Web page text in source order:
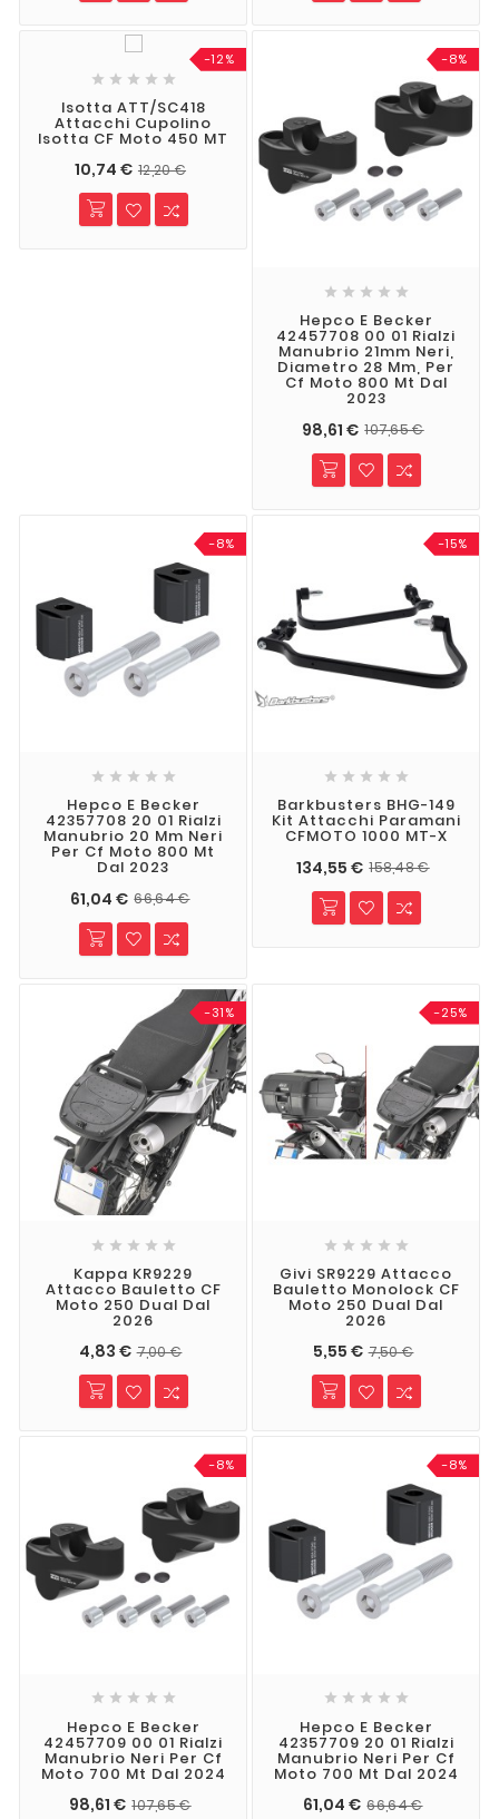
-12%
    
Isotta ATT/SC418
Attacchi Cupolino
Isotta CF Moto 450 MT
10,74 € 12,20 €
-8%
    
Hepco E Becker
42457708 00 01 Rialzi
Manubrio 21mm Neri,
Diametro 28 Mm, Per
Cf Moto 800 Mt Dal
2023
98,61 € 107,65 €
-8%
    
Hepco E Becker
42357708 20 01 Rialzi
Manubrio 20 Mm Neri
Per Cf Moto 800 Mt
Dal 2023
61,04 € 66,64 €
-15%
    
Barkbusters BHG-149
Kit Attacchi Paramani
CFMOTO 1000 MT-X
134,55 € 158,48 €
-31%
    
Kappa KR9229
Attacco Bauletto CF
Moto 250 Dual Dal
2026
4,83 € 7,00 €
-25%
    
Givi SR9229 Attacco
Bauletto Monolock CF
Moto 250 Dual Dal
2026
5,55 € 7,50 €
-8%
    
Hepco E Becker
42457709 00 01 Rialzi
Manubrio Neri Per Cf
Moto 700 Mt Dal 2024
98,61 € 107,65 €
-8%
    
Hepco E Becker
42357709 20 01 Rialzi
Manubrio Neri Per Cf
Moto 700 Mt Dal 2024
61,04 € 66,64 €